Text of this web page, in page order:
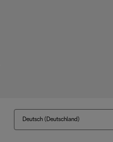
Deutsch (Deutschland)